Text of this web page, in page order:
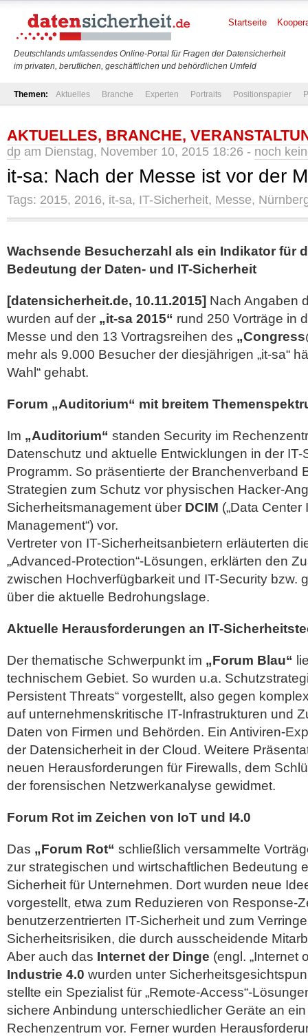
Deutschlands umfassendes Online-Portal für Fragen der Datensicherheit
im privaten, beruflichen, geschäftlichen und behördlichen Umfeld
Startseite
Themen: Aktuelles Branche Experten Portraits Positionspapier
AKTUELLES, BRANCHE,
dp am Dienstag, November 10, 2015 18:26 - noch
it-sa: Nach der Messe ist vor der
Tags: 2015, 2016, it-sa, IT-Sicherheit, Messe,
Wachsende Besucherzahl als ein Indikator für
Bedeutung der Daten- und IT-Sicherheit
[datensicherheit.de, 10.11.2015] Nach Angaben
wurden auf der „it-sa 2015“ rund 250 Vorträge in
Messe und den 13 Vortragsreihen des
mehr als 9.000 Besucher der diesjährigen „it-sa“
Wahl“ gehabt.
Forum „Auditorium“ mit breitem
Im „Auditorium“ standen Security im
Datenschutz und aktuelle Entwicklungen in der IT-
Programm. So präsentierte der Branchenverband
Strategien zum Schutz vor physischen Hacker-
Sicherheitsmanagement über DCIM („Data Center
Management“) vor.
Vertreter von IT-Sicherheitsanbietern erläuterten
„Advanced-Protection“-Lösungen, erklärten den
zwischen Hochverfügbarkeit und IT-Security bzw.
über die aktuelle Bedrohungslage.
Aktuelle Herausforderungen an IT-
Der thematische Schwerpunkt im „Forum Blau“
technischem Gebiet. So wurden u.a.
Persistent Threats“ vorgestellt, also gegen
auf unternehmenskritische IT-Infrastrukturen und
Daten von Firmen und Behörden. Ein Antiviren-
der Datensicherheit in der Cloud. Weitere
neuen Herausforderungen für Firewalls, dem
der forensischen Netzwerkanalyse gewidmet.
Forum Rot im Zeichen von IoT und I4.0
Das „Forum Rot“ schließlich versammelte
zur strategischen und wirtschaftlichen Bedeutung
Sicherheit für Unternehmen. Dort wurden neue
vorgestellt, etwa zum Reduzieren von Response-
benutzerzentrierten IT-Sicherheit und zum
Sicherheitsrisiken, die durch ausscheidende
Aber auch das Internet der Dinge (engl. „Internet
Industrie 4.0 wurden unter
stellte ein Spezialist für „Remote-Access“-
sichere Anbindung unterschiedlicher Geräte an
Rechenzentrum vor. Ferner wurden